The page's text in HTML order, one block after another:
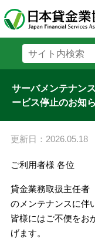
サーバメンテナン
ービス停止のお知
更新日：2026.05.18
ご利用者様 各位
貸金業務取扱主任者
のメンテナンスに伴
皆様にはご不便をお
げます。